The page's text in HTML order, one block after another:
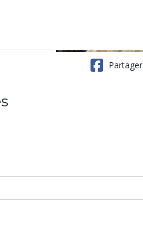
Partager